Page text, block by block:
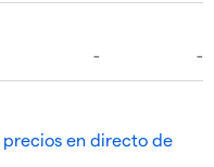
precios en directo de